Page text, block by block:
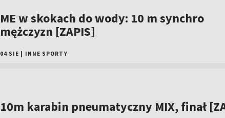
ME w skokach do wody: 10 m synchro
mężczyzn [ZAPIS]
04 SIE INNE SPORTY
10m karabin pneumatyczny MIX, finał